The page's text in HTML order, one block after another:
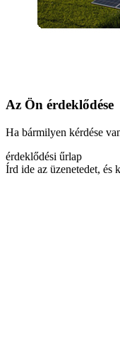
Az Ön érdeklődése
Ha bármilyen kérdése
érdeklődési űrlap
Írd ide az üzenetedet, és